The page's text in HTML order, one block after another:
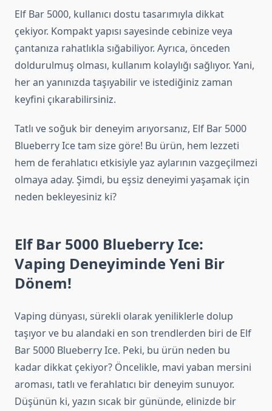
Elf Bar 5000, kullanıcı dostu tasarımıyla dikkat
çekiyor. Kompakt yapısı sayesinde cebinize veya
çantanıza rahatlıkla sığabiliyor. Ayrıca, önceden
doldurulmuş olması, kullanım kolaylığı sağlıyor. Yani,
her an yanınızda taşıyabilir ve istediğiniz zaman
keyfini çıkarabilirsiniz.
Tatlı ve soğuk bir deneyim arıyorsanız, Elf Bar 5000
Blueberry Ice tam size göre! Bu ürün, hem lezzeti
hem de ferahlatıcı etkisiyle yaz aylarının vazgeçilmezi
olmaya aday. Şimdi, bu eşsiz deneyimi yaşamak için
neden bekleyesiniz ki?
Elf Bar 5000 Blueberry Ice:
Vaping Deneyiminde Yeni Bir
Dönem!
Vaping dünyası, sürekli olarak yeniliklerle dolup
taşıyor ve bu alandaki en son trendlerden biri de Elf
Bar 5000 Blueberry Ice. Peki, bu ürün neden bu
kadar dikkat çekiyor? Öncelikle, mavi yaban mersini
aroması, tatlı ve ferahlatıcı bir deneyim sunuyor.
Düşünün ki, yazın sıcak bir gününde, elinizde bir